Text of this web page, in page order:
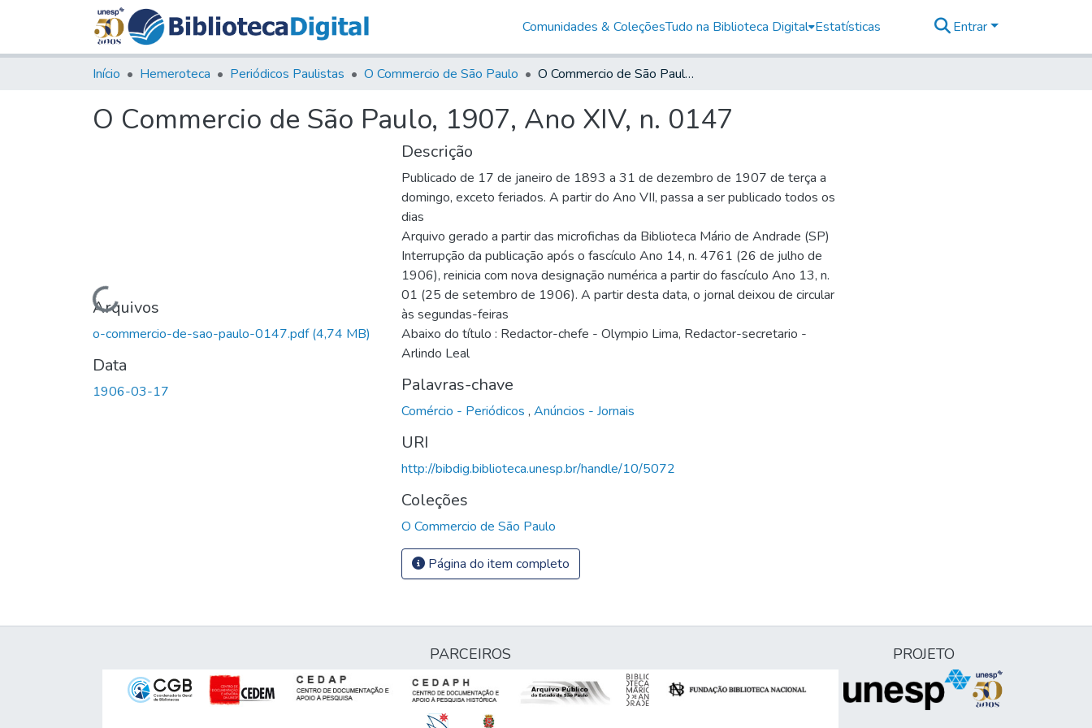
Comunidades & ColeçõesTudo na Biblioteca Digital Estatísticas Entrar
Início Hemeroteca Periódicos Paulistas O Commercio de São Paulo O Commercio de São Paulo, 1907, Ano XIV, n. 0147
O Commercio de São Paulo, 1907, Ano XIV, n. 0147
Carregando...
Arquivos
o-commercio-de-sao-paulo-0147.pdf(4,74 MB)
Data
1906-03-17
Descrição
Publicado de 17 de janeiro de 1893 a 31 de dezembro de 1907 de terça a
domingo, exceto feriados. A partir do Ano VII, passa a ser publicado todos os
dias
Arquivo gerado a partir das microfichas da Biblioteca Mário de Andrade (SP)
Interrupção da publicação após o fascículo Ano 14, n. 4761 (26 de julho de
1906), reinicia com nova designação numérica a partir do fascículo Ano 13, n.
01 (25 de setembro de 1906). A partir desta data, o jornal deixou de circular
às segundas-feiras
Abaixo do título : Redactor-chefe - Olympio Lima, Redactor-secretario -
Arlindo Leal
Palavras-chave
Comércio - Periódicos , Anúncios - Jornais
URI
http://bibdig.biblioteca.unesp.br/handle/10/5072
Coleções
O Commercio de São Paulo
Página do item completo
PARCEIROS PROJETO